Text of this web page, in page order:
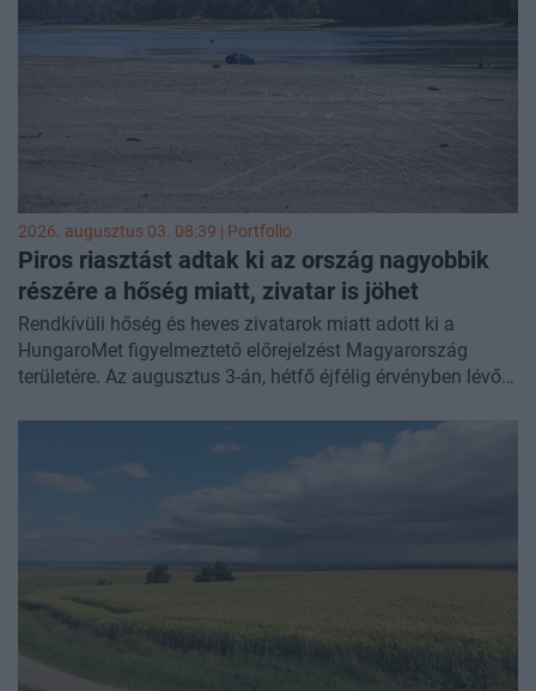
2026. augusztus 03. 08:39 | Portfolio
Piros riasztást adtak ki az ország nagyobbik
részére a hőség miatt, zivatar is jöhet
Rendkívüli hőség és heves zivatarok miatt adott ki a
HungaroMet figyelmeztető előrejelzést Magyarország
területére. Az augusztus 3-án, hétfő éjfélig érvényben lévő
középhőmérséklet tartósan 29 Celsius-fok felett alakulhat.
Eközben egyre biztosabbnak és alaposabbnak tűnik a jövő